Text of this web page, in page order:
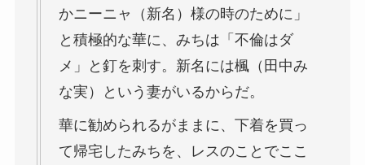
かニーニャ（新名）様の時のために」
と積極的な華に、みちは「不倫はダ
メ」と釘を刺す。新名には楓（田中み
な実）という妻がいるからだ。
華に勧められるがままに、下着を買っ
て帰宅したみちを、レスのことでここ